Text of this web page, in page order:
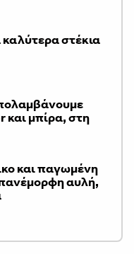
στέκια
μπίρα, στη
και παγωμένη
αυλή,